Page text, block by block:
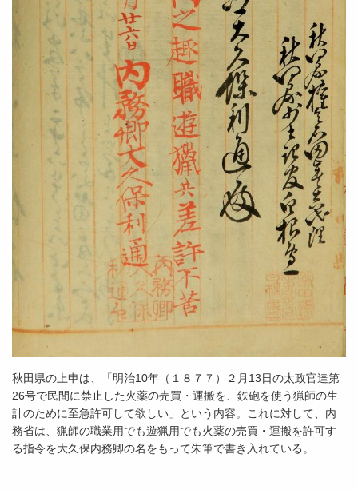
秋田県の上申は、「明治10年（１８７７）２月13日の太政官達第
26号で民間に禁止した火薬の売買・運搬を、鉄砲を使う猟師の生
計のために至急許可して欲しい」という内容。これに対して、内
務省は、猟師の職業用でも遊猟用でも火薬の売買・運搬を許可す
る指令を大久保内務卿の名をもって朱筆で書き入れている。